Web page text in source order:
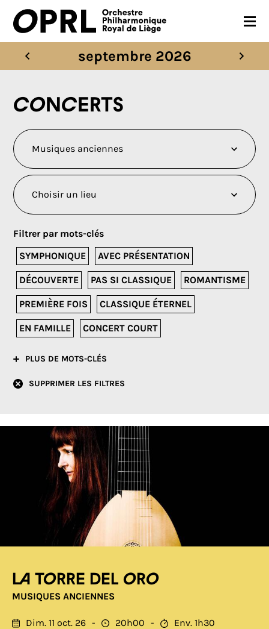
CONCERTS
JEUNES PUBLICS
OPRL
EN PRATIQUE
MÉDIAS
NOUS SOUTENIR
septembre 2026
Concerts
Filtrer par mots-clés
SYMPHONIQUE
AVEC PRÉSENTATION
DÉCOUVERTE PAS SI CLASSIQUE ROMANTISME
PREMIÈRE FOIS CLASSIQUE ÉTERNEL
EN FAMILLE CONCERT COURT
PLUS DE MOTS-CLÉS
SUPPRIMER LES FILTRES
La torre del oro
MUSIQUES ANCIENNES
Dim. 11 oct. 26 20h00
Env. 1h30